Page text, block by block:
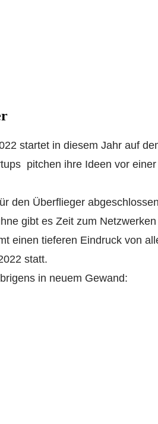
startet in diesem Jahr auf
pitchen ihre Ideen vor
den Überflieger
gibt es Zeit zum
einen tieferen Eindruck von
statt.
in neuem Gewand: